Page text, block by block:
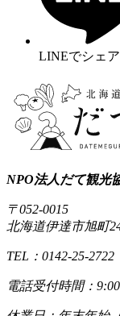
LINEでシェ
NPO法人だて観光
〒052-0015
北海道伊達市旭町
TEL：0142-25-2722
電話受付時間：